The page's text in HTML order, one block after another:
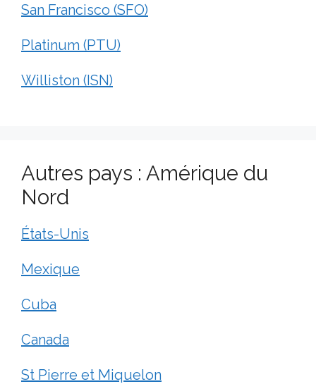
San Francisco (SFO)
Platinum (PTU)
Williston (ISN)
Autres pays : Amérique du
Nord
États-Unis
Mexique
Cuba
Canada
St Pierre et Miquelon